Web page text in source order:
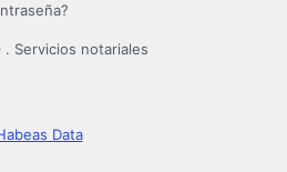
Servicios notariales
Data